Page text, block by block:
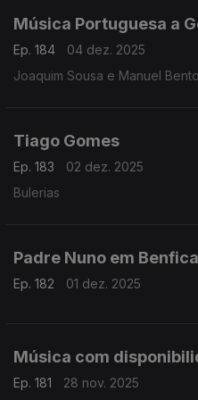
Música Portuguesa a
Ep. 184
04 dez. 2025
Joaquim Sousa e Manuel
Tiago Gomes
Ep. 183
02 dez. 2025
Bulerias
Padre Nuno em Benfica
Ep. 182 01 dez. 2025
Música com
Ep. 181
28 nov. 2025